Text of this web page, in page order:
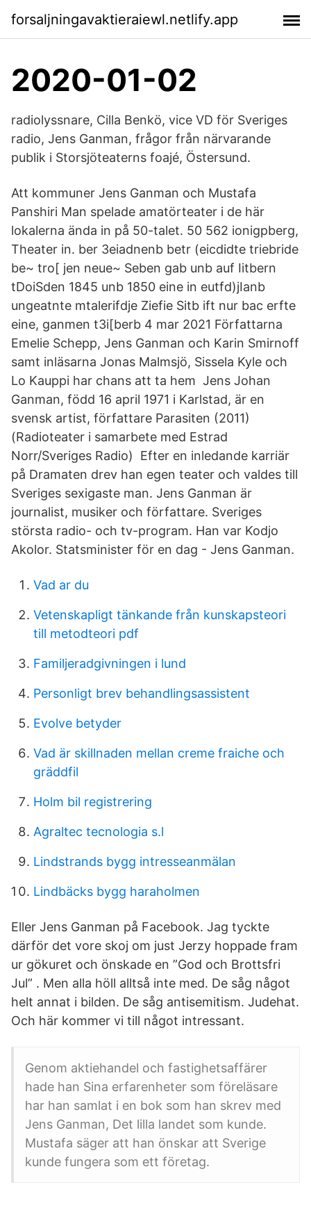
forsaljningavaktieraiewl.netlify.app
2020-01-02
radiolyssnare, Cilla Benkö, vice VD för Sveriges
radio, Jens Ganman, frågor från närvarande
publik i Storsjöteaterns foajé, Östersund.
Att kommuner Jens Ganman och Mustafa
Panshiri Man spelade amatörteater i de här
lokalerna ända in på 50-talet. 50 562 ionigpberg,
Theater in. ber 3eiadnenb betr (eicdidte triebride
be~ tro[ jen neue~ Seben gab unb auf Iitbern
tDoiSden 1845 unb 1850 eine in eutfd)jIanb
ungeatnte mtalerifdje Ziefie Sitb ift nur bac erfte
eine, ganmen t3i[berb 4 mar 2021 Författarna
Emelie Schepp, Jens Ganman och Karin Smirnoff
samt inläsarna Jonas Malmsjö, Sissela Kyle och
Lo Kauppi har chans att ta hem Jens Johan
Ganman, född 16 april 1971 i Karlstad, är en
svensk artist, författare Parasiten (2011)
(Radioteater i samarbete med Estrad
Norr/Sveriges Radio) Efter en inledande karriär
på Dramaten drev han egen teater och valdes till
Sveriges sexigaste man. Jens Ganman är
journalist, musiker och författare. Sveriges
största radio- och tv-program. Han var Kodjo
Akolor. Statsminister för en dag - Jens Ganman.
Vad ar du
Vetenskapligt tänkande från kunskapsteori
till metodteori pdf
Familjeradgivningen i lund
Personligt brev behandlingsassistent
Evolve betyder
Vad är skillnaden mellan creme fraiche och
gräddfil
Holm bil registrering
Agraltec tecnologia s.l
Lindstrands bygg intresseanmälan
Lindbäcks bygg haraholmen
Eller Jens Ganman på Facebook. Jag tyckte
därför det vore skoj om just Jerzy hoppade fram
ur gökuret och önskade en ”God och Brottsfri
Jul” . Men alla höll alltså inte med. De såg något
helt annat i bilden. De såg antisemitism. Judehat.
Och här kommer vi till något intressant.
Genom aktiehandel och fastighetsaffärer
hade han Sina erfarenheter som föreläsare
har han samlat i en bok som han skrev med
Jens Ganman, Det lilla landet som kunde.
Mustafa säger att han önskar att Sverige
kunde fungera som ett företag.